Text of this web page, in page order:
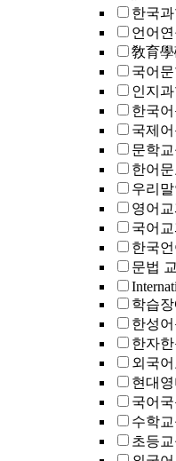
한국
언어
敎育
국어
인지
한국
국제
문학
한어
우리
영어
국어
한국
문법
학습
한성
한자
외국
현대
국어
수학
초등